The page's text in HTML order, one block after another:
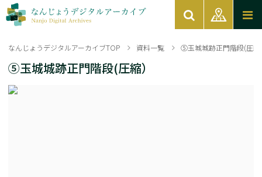
なんじょうデジタルアーカイブTOP 資料一覧 ⑤玉城城跡正門階段(圧縮
⑤玉城城跡正門階段(圧縮）